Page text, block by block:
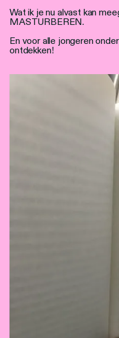
Wat ik je nu alvast kan
MASTURBEREN.
En voor alle jongeren
ontdekken!